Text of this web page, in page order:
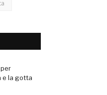
e la gotta